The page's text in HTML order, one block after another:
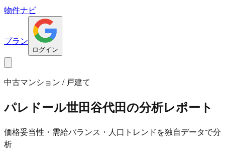
物件ナビ
プラン
ログイン
中古マンション / 戸建て
パレドール世田谷代田の分析レポート
価格妥当性・需給バランス・人口トレンドを独自データで分
析